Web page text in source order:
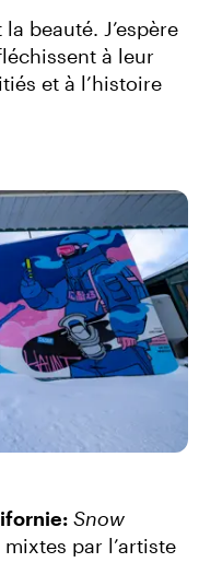
beauté. J’espère
à leur
et à l’histoire
: Snow
par l’artiste